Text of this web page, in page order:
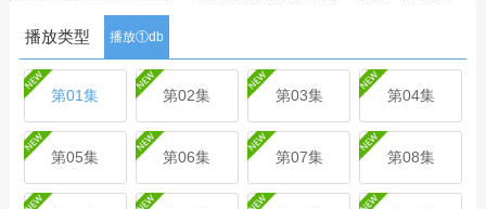
通的戒指一一盘龙戒指，从此他的人生
发生了转变。在戒灵德林·柯沃特的帮助
下，林雷开启了自己的传奇之旅，一个
伟大魔法师由此诞生。从小镇走出的少
年凭着其拼搏奋斗、自强不息的精神，
死之间的磨砺中，一步步走向强者巅
播放类型 播放①db
第01集 第02集 第03集 第04集
第05集 第06集 第07集 第08集